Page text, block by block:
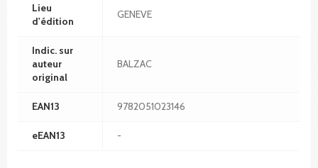
Lieu
d'édition
GENEVE
Indic. sur
auteur
original
BALZAC
EAN13 9782051023146
eEAN13 -